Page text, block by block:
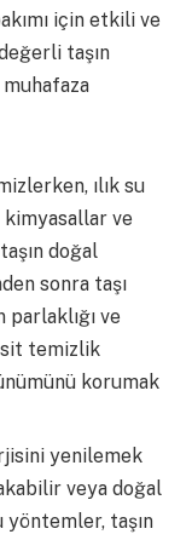
için etkili ve
taşın
ılık su
ve
doğal
sonra taşı
parlaklığı ve
temizlik
korumak
yenilemek
veya doğal
taşın